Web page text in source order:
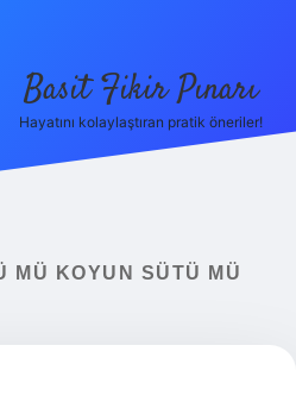
Basit Fikir Pınarı
Hayatını kolaylaştıran pratik öneriler!
MÜ KOYUN SÜTÜ MÜ